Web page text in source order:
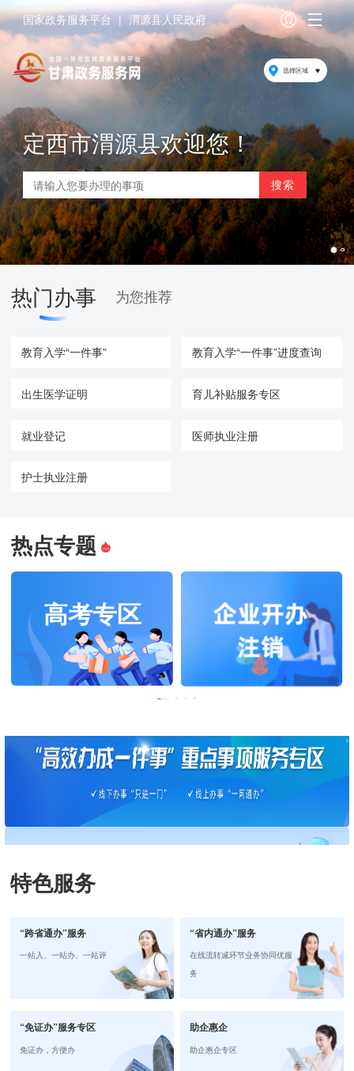
国家政务服务平台 | 渭源县人民政府
选择区域
定西市渭源县欢迎您！
热门办事 为您推荐
教育入学“一件事” 教育入学“一件事”进度查询
出生医学证明 育儿补贴服务专区
就业登记 医师执业注册
护士执业注册
热点专题
特色服务
“跨省通办”服务
一站入、一站办、一站评
“省内通办”服务
在线流转减环节业务协同优服
务
“免证办”服务专区
免证办，方便办
助企惠企
助企惠企专区